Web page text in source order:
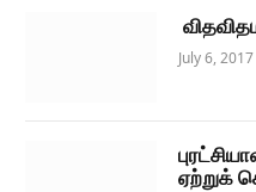
July 6, 2017
ஏற்றுக்